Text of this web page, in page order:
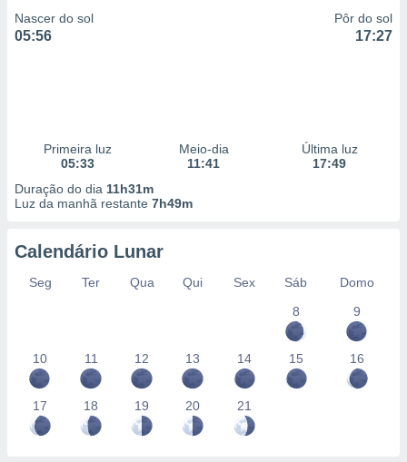
Nascer do sol
05:56
Pôr do sol
17:27
Primeira luz
05:33
Meio-dia
11:41
Última luz
17:49
Duração do dia 11h31m
Luz da manhã restante 7h49m
Calendário Lunar
Seg Ter Qua Qui Sex Sáb
Domo
8
9
10 11 12 13 14 15 16
17 18 19 20 21